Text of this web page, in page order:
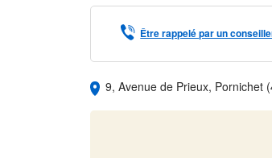
Être rappelé par un
9, Avenue de Prieux, Pornichet